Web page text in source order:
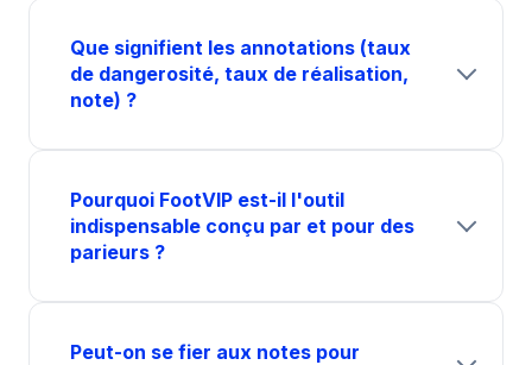
Que signifient les annotations (taux
de dangerosité, taux de réalisation,
note) ?
Pourquoi FootVIP est-il l'outil
indispensable conçu par et pour des
parieurs ?
Peut-on se fier aux notes pour